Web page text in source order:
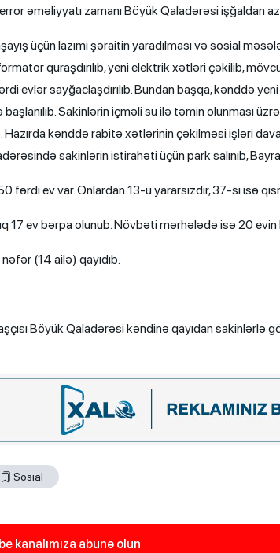
əməliyyatı zamanı Böyük Qaladərəsi işğaldan
üçün lazımi şəraitin yaradılması və sosial
quraşdırılıb, yeni elektrik xətləri çəkilib,
evlər sayğaclaşdırılıb. Bundan başqa, kənddə
başlanılıb. Sakinlərin içməli su ilə təmin olunması
Hazırda kənddə rabitə xətlərinin çəkilməsi işləri
sakinlərin istirahəti üçün park salınıb,
fərdi ev var. Onlardan 13-ü yararsızdır, 37-si isə
17 ev bərpa olunub. Növbəti mərhələdə isə 20 evin
(14 ailə) qayıdıb.
Böyük Qaladərəsi kəndinə qayıdan sakinlərlə
Sosial
kanalımıza abunə olun